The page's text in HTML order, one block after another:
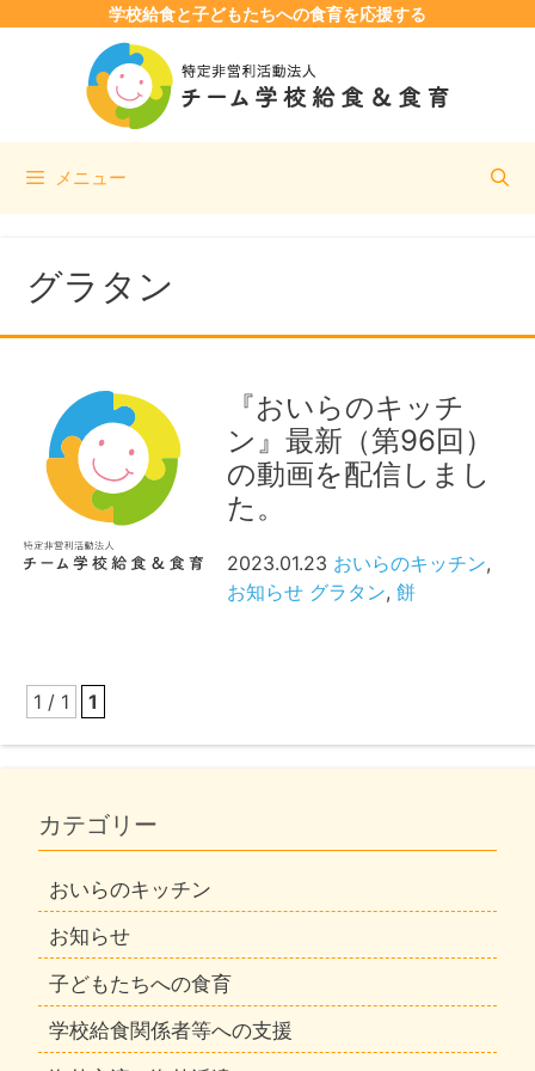
学校給食と子どもたちへの食育を応援する
ス
メニュー
グラタン
『おいらのキッチ
ン』最新（第96回）
の動画を配信しまし
た。
2023.01.23 おいらのキッチン,
お知らせ グラタン, 餅
1 / 1 1
カテゴリー
おいらのキッチン
お知らせ
子どもたちへの食育
学校給食関係者等への支援